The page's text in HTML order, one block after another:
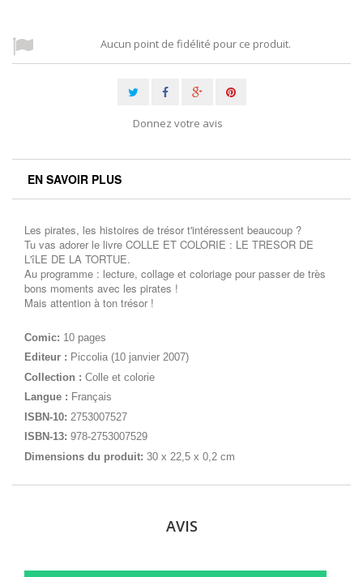
Aucun point de fidélité pour ce produit.
Donnez votre avis
EN SAVOIR PLUS
Les pirates, les histoires de trésor t'intéressent beaucoup ?
Tu vas adorer le livre COLLE ET COLORIE : LE TRESOR DE
L'îLE DE LA TORTUE.
Au programme : lecture, collage et coloriage pour passer de très
bons moments avec les pirates !
Mais attention à ton trésor !
Comic: 10 pages
Editeur : Piccolia (10 janvier 2007)
Collection : Colle et colorie
Langue : Français
ISBN-10: 2753007527
ISBN-13: 978-2753007529
Dimensions du produit: 30 x 22,5 x 0,2 cm
AVIS